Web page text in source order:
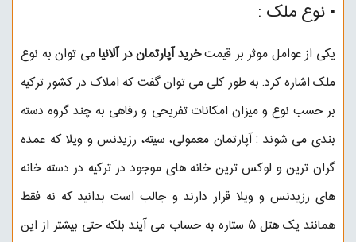
▪︎ نوع ملک :
یکی از عوامل موثر بر قیمتخرید آپارتمان در آلانیامی توان به نوع
ملک اشاره کرد. به طور کلی می توان گفت که املاک در کشور ترکیه
بر حسب نوع و میزان امکانات تفریحی و رفاهی به چند گروه دسته
بندی می شوند : آپارتمان معمولی، سیته، رزیدنس و ویلا که عمده
گران ترین و لوکس ترین خانه های موجود در ترکیه در دسته خانه
های رزیدنس و ویلا قرار دارند و جالب است بدانید که نه فقط
همانند یک هتل ۵ ستاره به حساب می آیند بلکه حتی بیشتر از این